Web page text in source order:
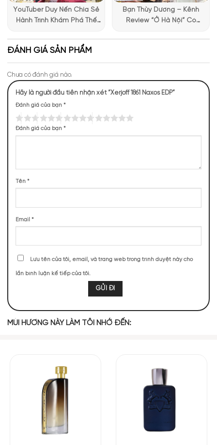
tạo nên một vẻ ngoại hình quý phái và đẳng cấp. Mỗi chi tiết
trong thiết kế đều phản ánh sự chăm chỉ và sáng tạo. Chúng
hoa mà còn là một tác phẩm nghệ thuật vô cùng đẹp mắt.
Mùi hương Xerjoff Naxos 1861
NHỮNG NOTE HƯƠNG THEO CẢM NHẬN
3674 (18,95%) 2752 (14,20%) 2685 (13,85%)
YouTuber Duy Nến Chia Sẻ
Hành Trình Khám Phá Thế
Bạn Thùy Dương – Kênh
Review “Ở Hà Nội” Có
ĐÁNH GIÁ SẢN PHẨM
Chưa có đánh giá nào.
Hãy là người đầu tiên nhận xét “Xerjoff 1861 Naxos EDP”
Đánh giá của bạn *
Đánh giá của bạn *
Tên *
Email *
Lưu tên của tôi, email, và trang web trong trình duyệt này cho
lần bình luận kế tiếp của tôi.
MÙI HƯƠNG NÀY LÀM TÔI NHỚ ĐẾN: